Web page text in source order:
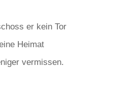
er kein Tor
Heimat
vermissen.